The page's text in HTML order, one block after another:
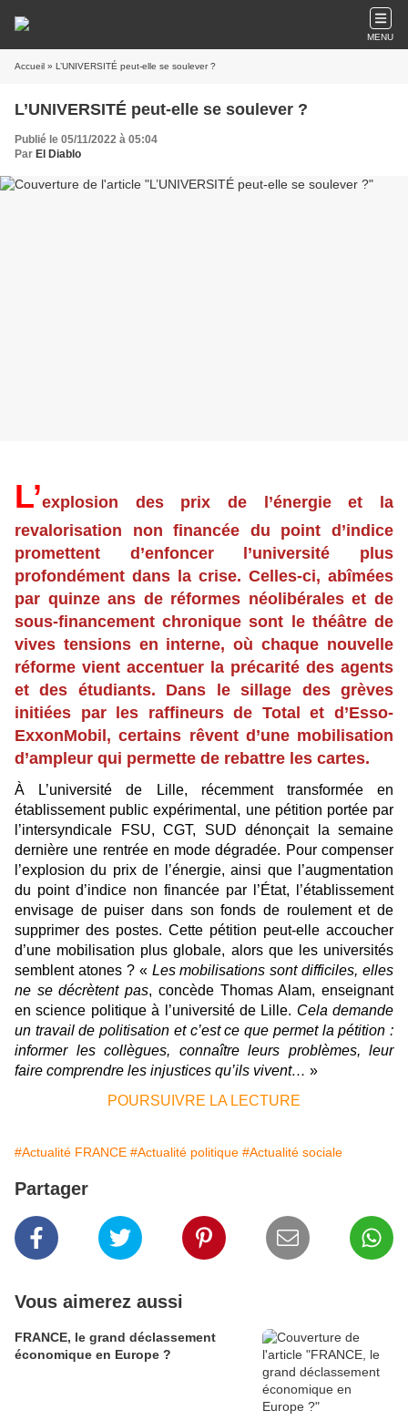
MENU
Accueil » L’UNIVERSITÉ peut-elle se soulever ?
L’UNIVERSITÉ peut-elle se soulever ?
Publié le 05/11/2022 à 05:04
Par El Diablo
L’explosion des prix de l’énergie et la
revalorisation non financée du point d’indice
promettent d’enfoncer l’université plus
profondément dans la crise. Celles-ci, abîmées
par quinze ans de réformes néolibérales et de
sous-financement chronique sont le théâtre de
vives tensions en interne, où chaque nouvelle
réforme vient accentuer la précarité des agents
et des étudiants. Dans le sillage des grèves
initiées par les raffineurs de Total et d’Esso-
ExxonMobil, certains rêvent d’une mobilisation
d’ampleur qui permette de rebattre les cartes.
À L’université de Lille, récemment transformée en
établissement public expérimental, une pétition portée par
l’intersyndicale FSU, CGT, SUD dénonçait la semaine
dernière une rentrée en mode dégradée. Pour compenser
l’explosion du prix de l’énergie, ainsi que l’augmentation
du point d’indice non financée par l’État, l’établissement
envisage de puiser dans son fonds de roulement et de
supprimer des postes. Cette pétition peut-elle accoucher
d’une mobilisation plus globale, alors que les universités
semblent atones ? « Les mobilisations sont difficiles, elles
ne se décrètent pas, concède Thomas Alam, enseignant
en science politique à l’université de Lille. Cela demande
un travail de politisation et c’est ce que permet la pétition :
informer les collègues, connaître leurs problèmes, leur
faire comprendre les injustices qu’ils vivent… »
POURSUIVRE LA LECTURE
#Actualité FRANCE #Actualité politique #Actualité sociale
Partager
Vous aimerez aussi
FRANCE, le grand déclassement
économique en Europe ?